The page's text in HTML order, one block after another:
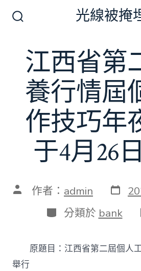
切
換
開
關
光線被掩
江西省第
養行情屆
作技巧年
于4月26
文 作者： admin 發
表
日
期
分
類
分類於 bank
原題目：江西省第二屆個人
舉行